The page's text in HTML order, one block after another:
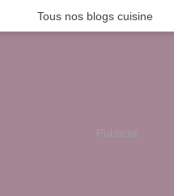
Tous nos blogs cuisine
Publicité